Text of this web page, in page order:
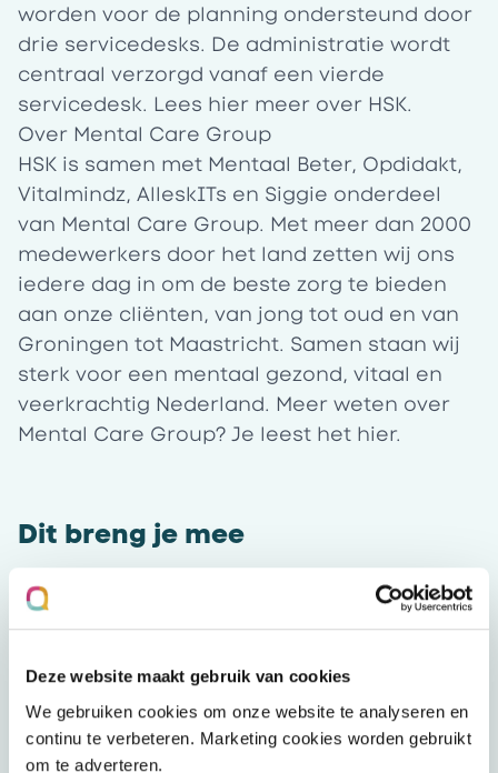
Deze website maakt gebruik van cookies
We gebruiken cookies om onze website te analyseren en
continu te verbeteren. Marketing cookies worden gebruikt
om te adverteren.
worden voor de planning ondersteund door
drie servicedesks. De administratie wordt
centraal verzorgd vanaf een vierde
servicedesk. Lees hier meer over HSK.
Over Mental Care Group
HSK is samen met Mentaal Beter, Opdidakt,
Vitalmindz, AlleskITs en Siggie onderdeel
van Mental Care Group. Met meer dan 2000
medewerkers door het land zetten wij ons
iedere dag in om de beste zorg te bieden
aan onze cliënten, van jong tot oud en van
Groningen tot Maastricht. Samen staan wij
sterk voor een mentaal gezond, vitaal en
veerkrachtig Nederland. Meer weten over
Mental Care Group? Je leest het hier.
Dit breng je mee
Wij zijn op zoek naar een ondernemende
collega die het leuk vindt om te zoeken naar
te organiseren. Je bent zelfverzekerd, zoekt
zelf oplossingen maar vraagt om hulp
wanneer dat nodig is. Je bent een
sfeermaker en houdt ervan om ook binnen